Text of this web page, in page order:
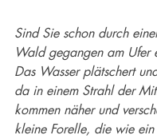
Sind Sie schon durch
Wald gegangen am Ufer
Das Wasser plätschert
da in einem Strahl der
kommen näher und
kleine Forelle, die wie ein